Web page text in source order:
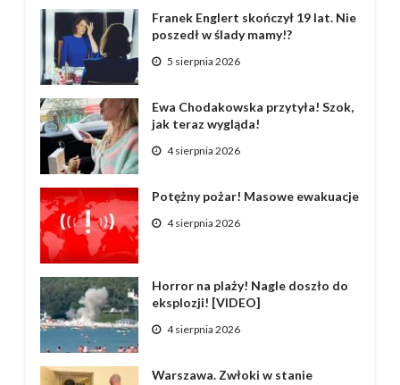
Franek Englert skończył 19 lat. Nie
poszedł w ślady mamy!?
5 sierpnia 2026
Ewa Chodakowska przytyła! Szok,
jak teraz wygląda!
4 sierpnia 2026
Potężny pożar! Masowe ewakuacje
4 sierpnia 2026
Horror na plaży! Nagle doszło do
eksplozji! [VIDEO]
4 sierpnia 2026
Warszawa. Zwłoki w stanie